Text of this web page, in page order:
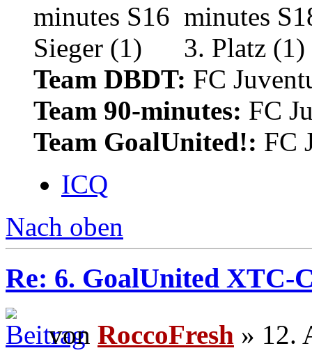
Team DBDT: FC
Team 90-minutes: FC
Team GoalUnited!: FC
ICQ
Nach oben
Re: 6. GoalUnited XTC-
von RoccoFresh » 12.